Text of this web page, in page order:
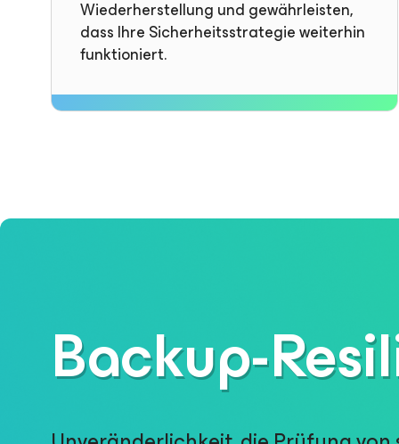
Wiederherstellung und gewährleisten,
dass Ihre Sicherheitsstrategie weiterhin
funktioniert.
Backup-